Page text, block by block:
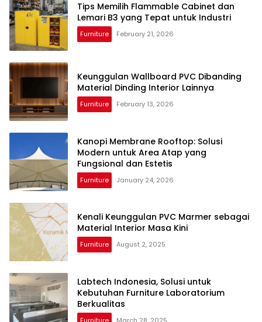
Tips Memilih Flammable Cabinet dan
Lemari B3 yang Tepat untuk Industri
Furniture February 21, 2026
Keunggulan Wallboard PVC Dibanding
Material Dinding Interior Lainnya
Furniture February 13, 2026
Kanopi Membrane Rooftop: Solusi
Modern untuk Area Atap yang
Fungsional dan Estetis
Furniture January 24, 2026
Kenali Keunggulan PVC Marmer sebagai
Material Interior Masa Kini
Furniture August 2, 2025
Labtech Indonesia, Solusi untuk
Kebutuhan Furniture Laboratorium
Berkualitas
Furniture March 28, 2025